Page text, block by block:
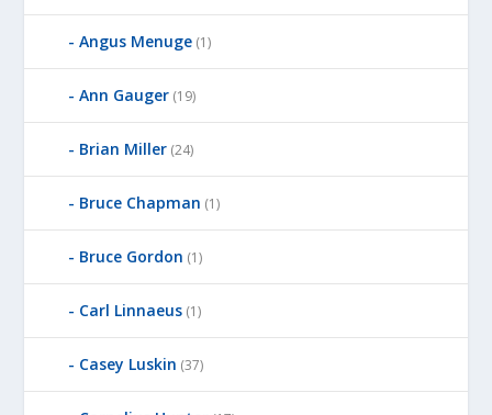
Angus Menuge (1)
Ann Gauger (19)
Brian Miller (24)
Bruce Chapman (1)
Bruce Gordon (1)
Carl Linnaeus (1)
Casey Luskin (37)